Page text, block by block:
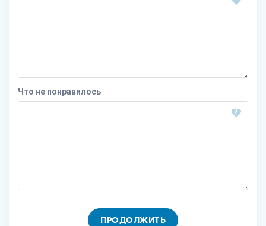
Что не понравилось
ПРОДОЛЖИТЬ